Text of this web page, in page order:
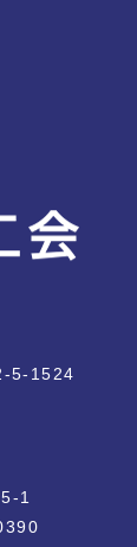
5-1524
1